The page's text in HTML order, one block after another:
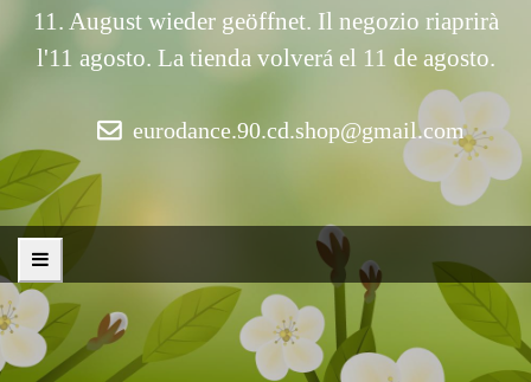
11. August wieder geöffnet. Il negozio riaprirà
l'11 agosto. La tienda volverá el 11 de agosto.
eurodance.90.cd.shop@gmail.com